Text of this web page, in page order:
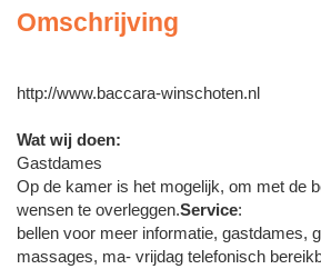
Omschrijving
http://www.baccara-winschoten.nl
Wat wij doen:
Gastdames
Op de kamer is het mogelijk, om met de
wensen te overleggen.Service:
bellen voor meer informatie, gastdames,
massages, ma- vrijdag telefonisch